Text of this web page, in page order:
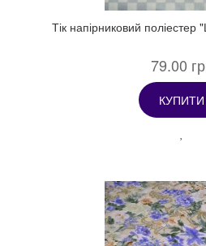
Тік напірниковий
79.00
КУПИТИ